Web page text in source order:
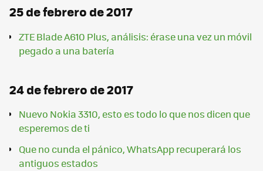
25 de febrero de 2017
ZTE Blade A610 Plus, análisis: érase una vez un móvil
pegado a una batería
24 de febrero de 2017
Nuevo Nokia 3310, esto es todo lo que nos dicen que
esperemos de ti
Que no cunda el pánico, WhatsApp recuperará los
antiguos estados